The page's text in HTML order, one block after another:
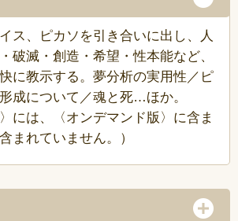
ス、ピカソを引き合いに出し、人
破滅・創造・希望・性本能など、
に教示する。夢分析の実用性／ピ
成について／魂と死…ほか。
には、〈オンデマンド版〉に含ま
まれていません。）